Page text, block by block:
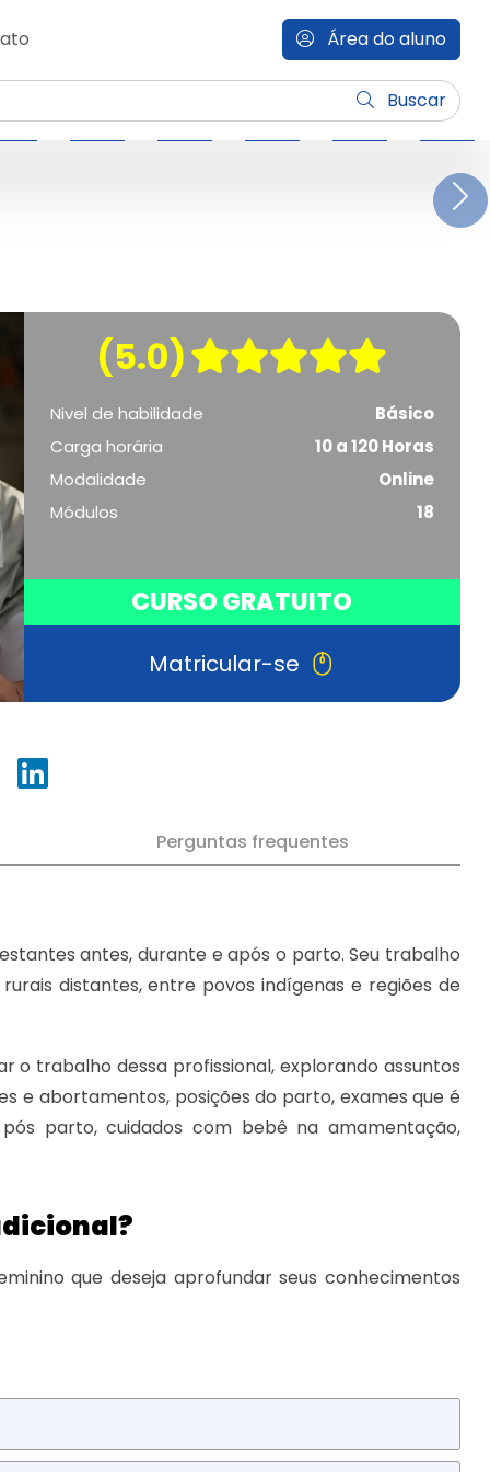
Área do aluno
Buscar
(5.0)
Nivel de habilidade
Básico
Carga horária
10 a 120 Horas
Modalidade
Online
Módulos
18
CURSO GRATUITO
Matricular-se
Perguntas frequentes
antes, durante e após o parto. Seu trabalho
distantes, entre povos indígenas e regiões de
trabalho dessa profissional, explorando assuntos
e abortamentos, posições do parto, exames que é
parto, cuidados com bebê na amamentação,
que deseja aprofundar seus conhecimentos